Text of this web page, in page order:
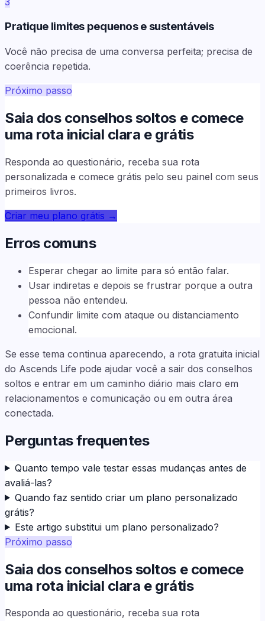
Pratique limites pequenos e sustentáveis
Você não precisa de uma conversa perfeita; precisa de
coerência repetida.
Próximo passo
Saia dos conselhos soltos e comece
uma rota inicial clara e grátis
Responda ao questionário, receba sua rota
personalizada e comece grátis pelo seu painel com seus
primeiros livros.
Criar meu plano grátis →
Erros comuns
Esperar chegar ao limite para só então falar.
Usar indiretas e depois se frustrar porque a outra
pessoa não entendeu.
Confundir limite com ataque ou distanciamento
emocional.
Se esse tema continua aparecendo, a rota gratuita inicial
do Ascends Life pode ajudar você a sair dos conselhos
soltos e entrar em um caminho diário mais claro em
relacionamentos e comunicação ou em outra área
conectada.
Perguntas frequentes
Quanto tempo vale testar essas mudanças antes de
avaliá-las?
Quando faz sentido criar um plano personalizado
grátis?
Este artigo substitui um plano personalizado?
Próximo passo
Saia dos conselhos soltos e comece
uma rota inicial clara e grátis
Responda ao questionário, receba sua rota